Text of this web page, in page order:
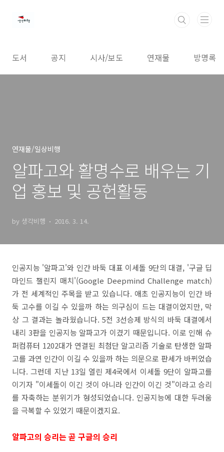
도서 공지 시사/보도 연재물 방명록
연재물/일상비행
알파고와 활명수로 배우는 기
업 홍보 및 공헌활동
by 생각비행 2016. 3. 14.
인공지능 '알파고'와 인간 바둑 대표 이세돌 9단의 대결, '구글 딥
마인드 챌린지 매치'(Google Deepmind Challenge match)
가 전 세계적인 주목을 받고 있습니다. 애초 인공지능이 인간 바
둑 고수를 이길 수 있을까 하는 의구심이 드는 대결이었지만, 막
상 그 결과는 놀라웠습니다. 5전 3선승제 방식의 바둑 대결에서
내리 3판을 인공지능 알파고가 이겼기 때문입니다. 이로 인해 슈
퍼컴퓨터 1202대가 연결된 최첨단 알고리즘 기술로 탄생한 알파
고를 과연 인간이 이길 수 있을까 하는 의문으로 판세가 바뀌었습
니다. 그런데 지난 13일 열린 제4국에서 이세돌 9단이 알파고를
이기자 "이세돌이 이긴 것이 아니라 인간이 이긴 것"이라고 승리
를 자축하는 분위기가 형성되었습니다. 인공지능에 대한 두려움
을 극복할 수 있었기 때문이겠지요.
알파고의 승리는 곧 구글의 승리